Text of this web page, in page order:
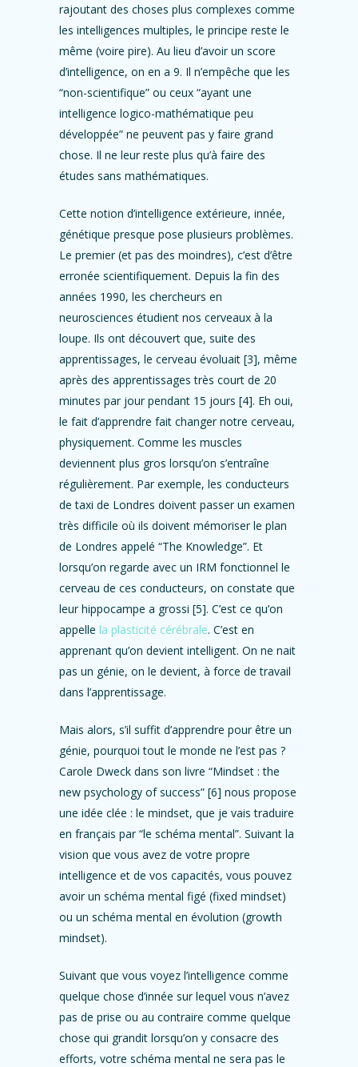
rajoutant des choses plus complexes comme
les intelligences multiples, le principe reste le
même (voire pire). Au lieu d’avoir un score
d’intelligence, on en a 9. Il n’empêche que les
“non-scientifique” ou ceux “ayant une
intelligence logico-mathématique peu
développée” ne peuvent pas y faire grand
chose. Il ne leur reste plus qu’à faire des
études sans mathématiques.
Cette notion d’intelligence extérieure, innée,
génétique presque pose plusieurs problèmes.
Le premier (et pas des moindres), c’est d’être
erronée scientifiquement. Depuis la fin des
années 1990, les chercheurs en
neurosciences étudient nos cerveaux à la
loupe. Ils ont découvert que, suite des
apprentissages, le cerveau évoluait [3], même
après des apprentissages très court de 20
minutes par jour pendant 15 jours [4]. Eh oui,
le fait d’apprendre fait changer notre cerveau,
physiquement. Comme les muscles
deviennent plus gros lorsqu’on s’entraîne
régulièrement. Par exemple, les conducteurs
de taxi de Londres doivent passer un examen
très difficile où ils doivent mémoriser le plan
de Londres appelé “The Knowledge”. Et
lorsqu’on regarde avec un IRM fonctionnel le
cerveau de ces conducteurs, on constate que
leur hippocampe a grossi [5]. C’est ce qu’on
appelle la plasticité cérébrale. C’est en
apprenant qu’on devient intelligent. On ne nait
pas un génie, on le devient, à force de travail
dans l’apprentissage.
Mais alors, s’il suffit d’apprendre pour être un
génie, pourquoi tout le monde ne l’est pas ?
Carole Dweck dans son livre “Mindset : the
new psychology of success” [6] nous propose
une idée clée : le mindset, que je vais traduire
en français par “le schéma mental”. Suivant la
vision que vous avez de votre propre
intelligence et de vos capacités, vous pouvez
avoir un schéma mental figé (fixed mindset)
ou un schéma mental en évolution (growth
mindset).
Suivant que vous voyez l’intelligence comme
quelque chose d’innée sur lequel vous n’avez
pas de prise ou au contraire comme quelque
chose qui grandit lorsqu’on y consacre des
efforts, votre schéma mental ne sera pas le